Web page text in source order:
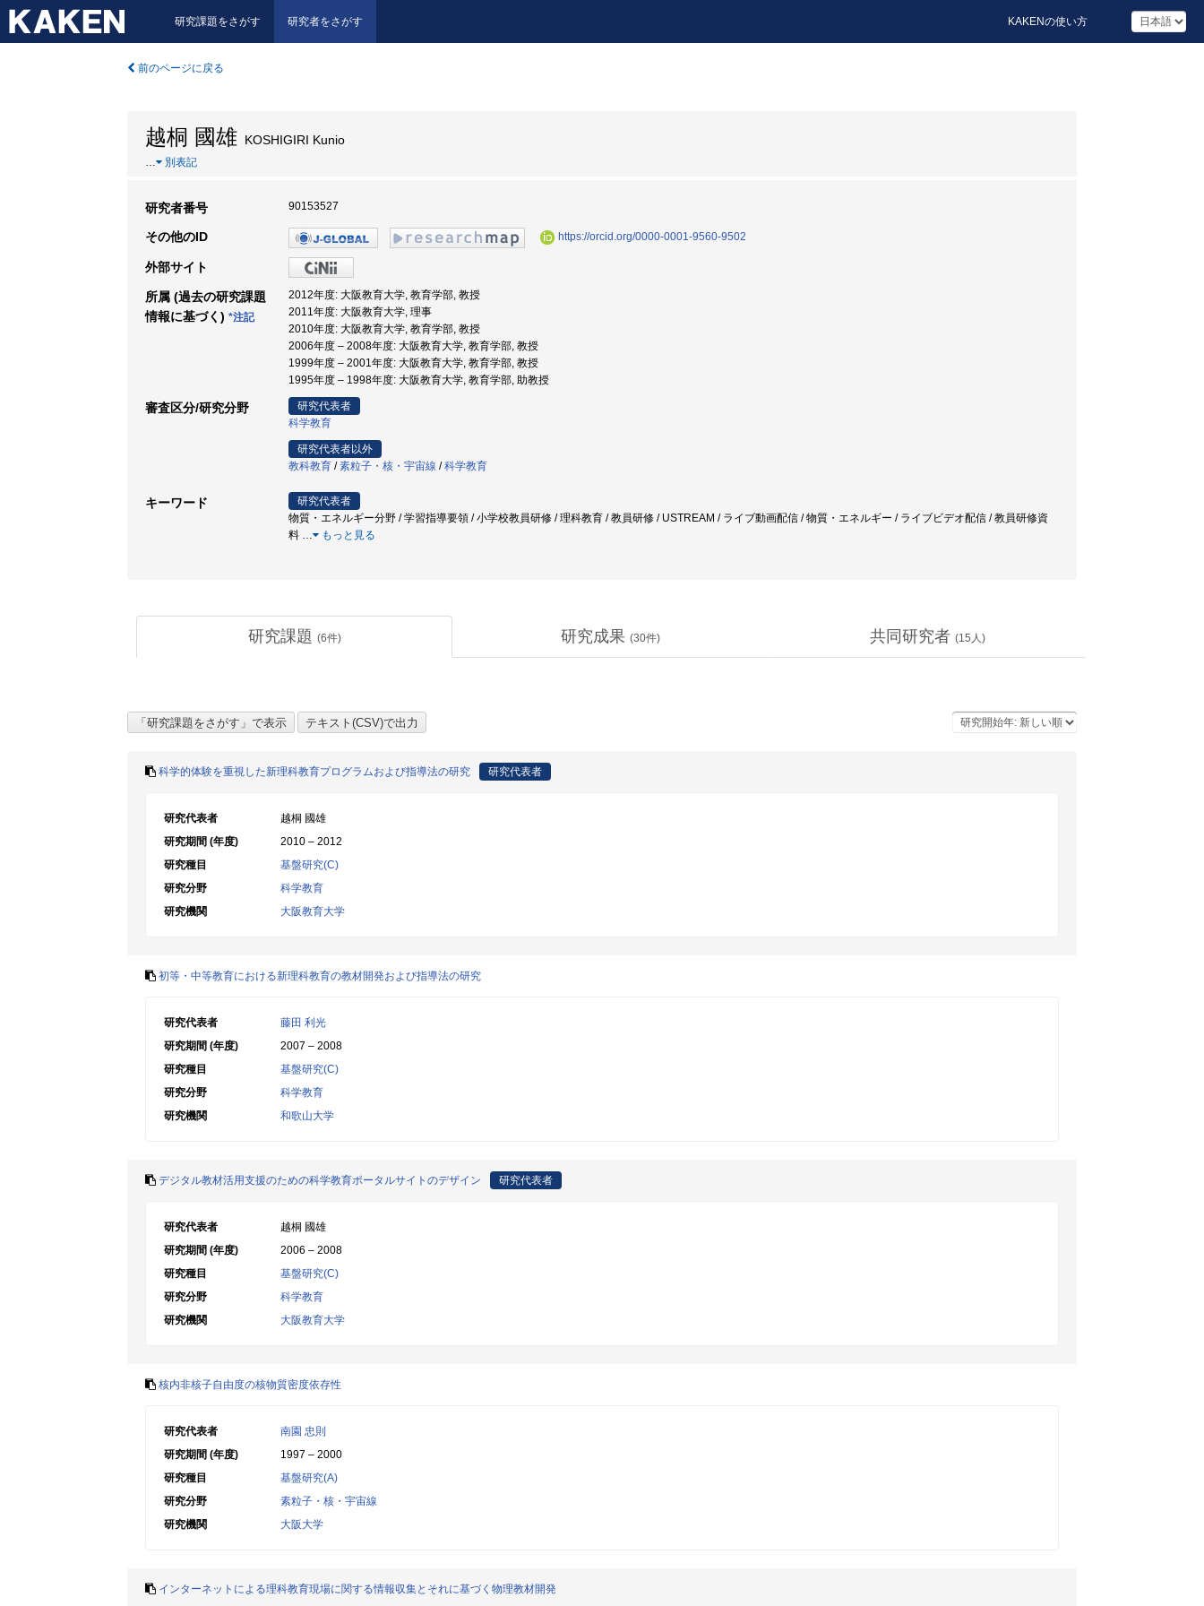
研究課題をさがす 研究者をさがす KAKENの使い方
前のページに戻る
越桐 國雄 KOSHIGIRI Kunio
… 別表記
研究者番号 90153527
その他のID https://orcid.org/0000-0001-9560-9502
外部サイト
所属 (過去の研究課題
情報に基づく) *注記
2012年度: 大阪教育大学, 教育学部, 教授
2011年度: 大阪教育大学, 理事
2010年度: 大阪教育大学, 教育学部, 教授
2006年度 – 2008年度: 大阪教育大学, 教育学部, 教授
1999年度 – 2001年度: 大阪教育大学, 教育学部, 教授
1995年度 – 1998年度: 大阪教育大学, 教育学部, 助教授
審査区分/研究分野
研究代表者
科学教育
研究代表者以外
教科教育 /素粒子・核・宇宙線 /科学教育
キーワード
研究代表者
物質・エネルギー分野 / 学習指導要領 / 小学校教員研修 / 理科教育 / 教員研修 / USTREAM / ライブ動画配信 / 物質・エネルギー / ライブビデオ配信 / 教員研修資
料 … もっと見る
研究課題 (6件) 研究成果 (30件) 共同研究者 (15 人)
科学的体験を重視した新理科教育プログラムおよび指導法の研究 研究代表者
研究代表者
越桐 國雄
研究期間 (年度)
2010 – 2012
研究種目
基盤研究(C)
研究分野
科学教育
研究機関
大阪教育大学
初等・中等教育における新理科教育の教材開発および指導法の研究
研究代表者
藤田 利光
研究期間 (年度)
2007 – 2008
研究種目
基盤研究(C)
研究分野
科学教育
研究機関
和歌山大学
デジタル教材活用支援のための科学教育ポータルサイトのデザイン 研究代表者
研究代表者
越桐 國雄
研究期間 (年度)
2006 – 2008
研究種目
基盤研究(C)
研究分野
科学教育
研究機関
大阪教育大学
核内非核子自由度の核物質密度依存性
研究代表者
南園 忠則
研究期間 (年度)
1997 – 2000
研究種目
基盤研究(A)
研究分野
素粒子・核・宇宙線
研究機関
大阪大学
インターネットによる理科教育現場に関する情報収集とそれに基づく物理教材開発